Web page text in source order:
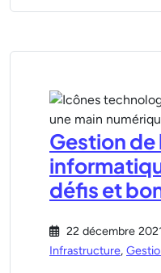
Gestion
défis et
22 décembre
Infrastructure,